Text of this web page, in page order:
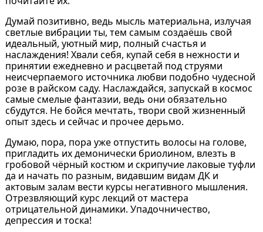
Думай позитивно, ведь мысль материальна, излучая
светлые вибрации ты, тем самым создаёшь свой
идеальный, уютный мир, полный счастья и
наслаждения! Хвали себя, купай себя в нежности и
принятии ежедневно и расцветай под струями
неисчерпаемого источника любви подобно чудесной
розе в райском саду. Наслаждайся, запускай в космос
самые смелые фантазии, ведь они обязательно
сбудутся. Не бойся мечтать, твори свой жизненный
опыт здесь и сейчас и прочее дерьмо.
Думаю, пора, пора уже отпустить волосы на голове,
пригладить их демонически бриолином, влезть в
гробовой чёрный костюм и скрипучие лаковые туфли
да и начать по разным, видавшим видам ДК и
актовым залам вести курсы негативного мышления.
Отрезвляющий курс лекций от мастера
отрицательной динамики. Упадочничество,
депрессия и тоска!